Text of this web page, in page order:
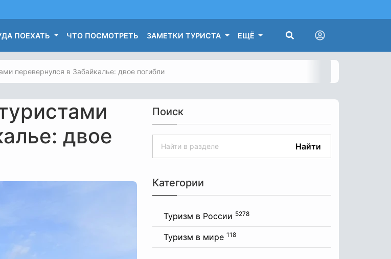
ПОЕХАТЬ ЧТО ПОСМОТРЕТЬ ЗАМЕТКИ ТУРИСТА ЕЩЁ
перевернулся в Забайкалье: двое погибли
двое
Поиск
Найти
Категории
Туризм в России 5278
Туризм в мире 118